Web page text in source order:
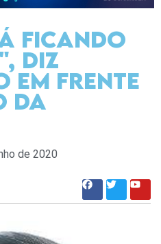
ficando
diz
em frente
da
de 2020